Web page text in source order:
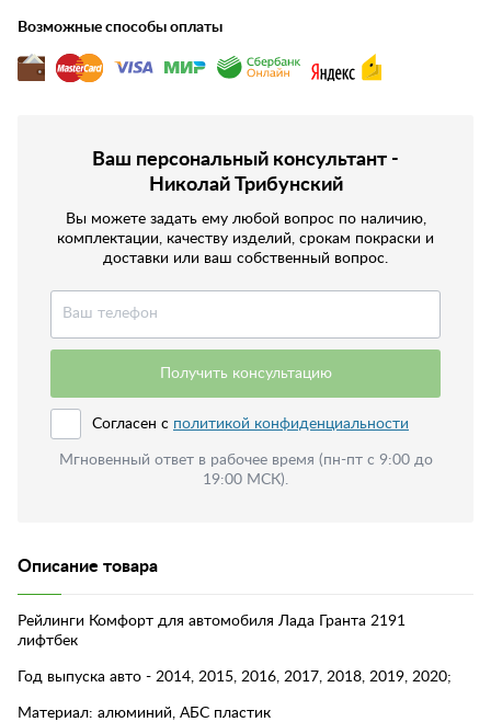
Возможные способы оплаты
Ваш персональный консультант -
Николай Трибунский
Вы можете задать ему любой вопрос по наличию,
комплектации, качеству изделий, срокам покраски и
доставки или ваш собственный вопрос.
Получить консультацию
Согласен с политикой конфиденциальности
Мгновенный ответ в рабочее время (пн-пт с 9:00 до
19:00 МСК).
Описание товара
Рейлинги Комфорт для автомобиля Лада Гранта 2191
лифтбек
Год выпуска авто - 2014, 2015, 2016, 2017, 2018, 2019, 2020;
Материал: алюминий, АБС пластик